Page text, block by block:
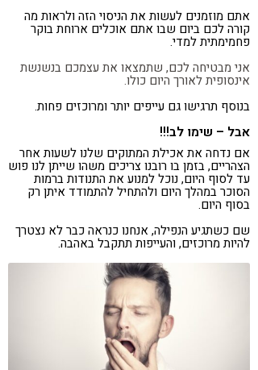
אתם מוזמנים לעשות את הניסוי הזה ולראות מה
קורה לכם ביום שבו אתם אוכלים ארוחת בוקר
פחמימתית למדי.
אני מבטיחה לכם, שתמצאו את עצמכם בנשנשת
אינסופית לאורך היום כולו.
בנוסף תרגישו גם עייפים יותר ומרוכזים פחות.
אבל – שימו לב!!!
אם נדחה את אכילת המתוקים שלנו לשעות אחר
הצהריים, בזמן בו רובנו צריכים משהו שייתן לנו פוש
עד לסוף היום, נוכל למנוע את התנודות ברמות
הסוכר במהלך היום ולהתחיל להתמודד איתן רק
בסוף היום.
שם כשתגיע הנפילה, אנחנו כנראה כבר לא נצטרך
להיות מרוכזים, והעייפות תתקבל באהבה.